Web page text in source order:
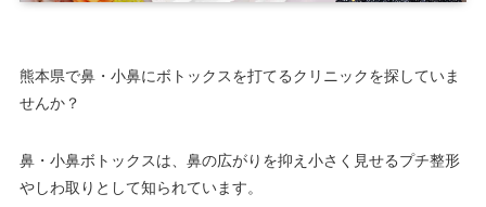
熊本県で鼻・小鼻にボトックスを打てるクリニックを探していま
せんか？
鼻・小鼻ボトックスは、鼻の広がりを抑え小さく見せるプチ整形
やしわ取りとして知られています。